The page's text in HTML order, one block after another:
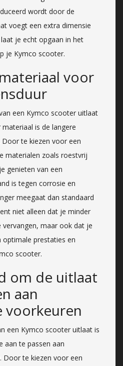
wordt door de
voegt een extra dimensie
je echt opgaan in het
je Kymco scooter.
voor
een Kymco scooter uitlaat
is de langere
te kiezen voor een
materialen zoals roestvrij
genieten van een
is tegen corrosie en
meegaat dan standaard
niet alleen dat je minder
maar ook dat je
optimale prestaties en
scooter.
om de uitlaat
aan
voorkeuren
een Kymco scooter uitlaat is
aan te passen aan
Door te kiezen voor een